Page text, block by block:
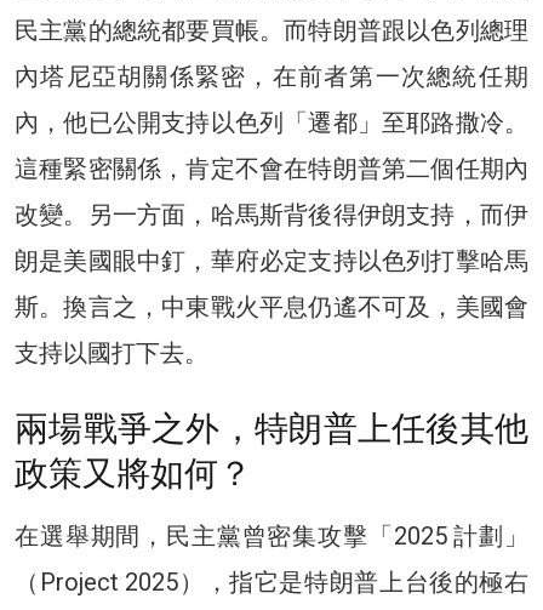
民主黨的總統都要買帳。而特朗普跟以色列總理
內塔尼亞胡關係緊密，在前者第一次總統任期
內，他已公開支持以色列「遷都」至耶路撒冷。
這種緊密關係，肯定不會在特朗普第二個任期內
改變。另一方面，哈馬斯背後得伊朗支持，而伊
朗是美國眼中釘，華府必定支持以色列打擊哈馬
斯。換言之，中東戰火平息仍遙不可及，美國會
支持以國打下去。
兩場戰爭之外，特朗普上任後其他
政策又將如何？
在選舉期間，民主黨曾密集攻擊「2025 計劃」
（Project 2025），指它是特朗普上台後的極右